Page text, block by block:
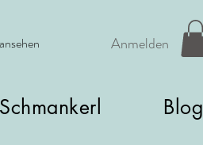
Anmelden
Schmankerl Blog